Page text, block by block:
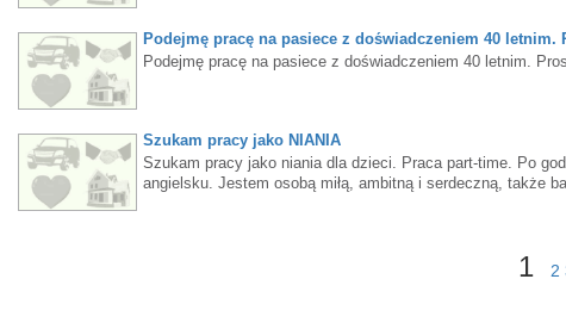
Podejmę pracę na pasiece z doświadczeniem 40 letnim.
Podejmę pracę na pasiece z doświadczeniem 40 letnim.
Szukam pracy jako NIANIA
Szukam pracy jako niania dla dzieci. Praca part-time. Po
angielsku. Jestem osobą miłą, ambitną i serdeczną, także
1 2